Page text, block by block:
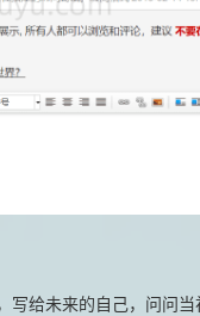
写给未来的自己，问问